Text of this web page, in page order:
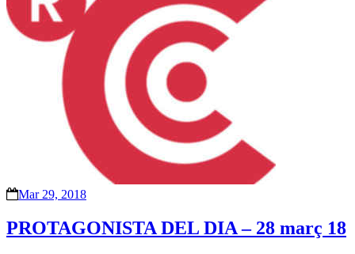
Mar 29, 2018
PROTAGONISTA DEL DIA – 28 març 18